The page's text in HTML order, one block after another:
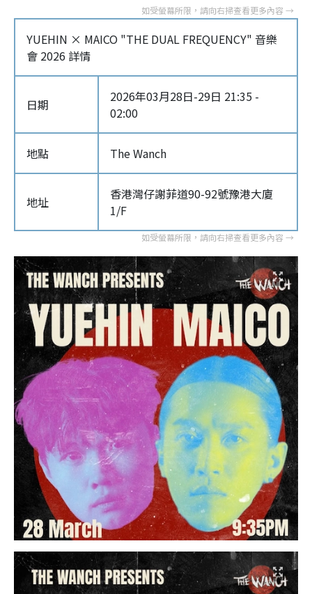
YUEHIN × MAICO "THE DUAL FREQUENCY" 音樂
會 2026 詳情
日期
2026年03月28日-29日 21:35 -
02:00
地點 The Wanch
地址
香港灣仔謝菲道90-92號豫港大廈
1/F